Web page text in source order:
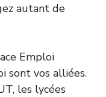
autant de
Emploi
sont vos alliées.
les lycées